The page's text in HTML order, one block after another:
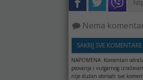
Nema
SAKRIJ SVE KOMENTARE
NAPOMENA: Komentari
psovanja i vulgarnog
nije dužan obrisati sve